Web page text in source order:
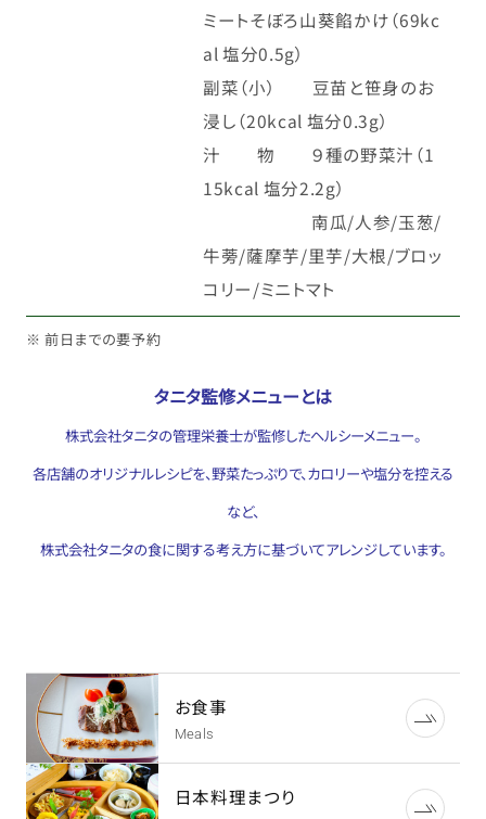
ミートそぼろ山葵餡かけ（69kc
al 塩分0.5g）
副菜（小） 豆苗と笹身のお
浸し（20kcal 塩分0.3g）
汁 物 ９種の野菜汁（1
15kcal 塩分2.2g）
南瓜/人参/玉葱/
牛蒡/薩摩芋/里芋/大根/ブロッ
コリー/ミニトマト
※ 前日までの要予約
タニタ監修メニューとは
株式会社タニタの管理栄養士が監修したヘルシーメニュー。
各店舗のオリジナルレシピを、野菜たっぷりで、カロリーや塩分を控える
など、
株式会社タニタの食に関する考え方に基づいてアレンジしています。
お食事
Meals
日本料理まつり